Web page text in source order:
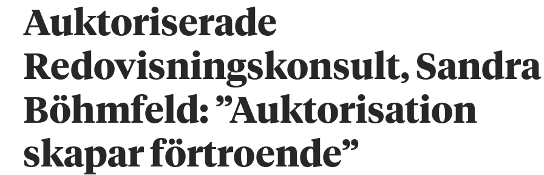
Auktoriserade
Redovisningskonsult, Sandra
Böhmfeld: ”Auktorisation
skapar förtroende”